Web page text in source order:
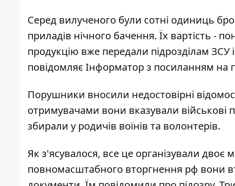
Серед вилученого були сотні одиниць
приладів нічного бачення. Їх вартість -
продукцію вже передали підрозділам
повідомляє Інформаторз посиланням на
Порушники вносили недостовірні
отримувачами вони вказували військові
збирали у родичів воїнів та волонтерів.
Як з'ясувалося, все це організували двоє
повномасштабного вторгнення рф вони